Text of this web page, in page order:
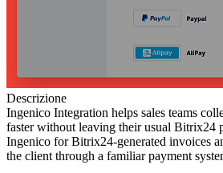
Descrizione
Ingenico Integration helps sales teams
faster without leaving their usual Bitrix24
Ingenico for Bitrix24-generated invoices
the client through a familiar payment